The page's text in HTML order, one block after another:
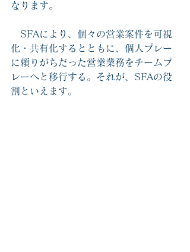
なります。
SFAにより、個々の営業案件を可視
化・共有化するとともに、個人プレー
に頼りがちだった営業業務をチームプ
レーへと移行する。それが、SFAの役
割といえます。